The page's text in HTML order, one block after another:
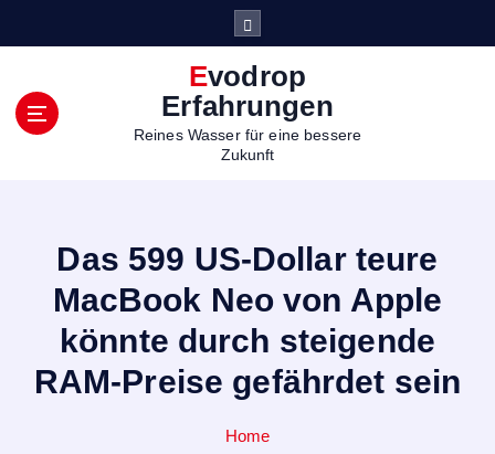
Evodrop
Erfahrungen
Reines Wasser für eine bessere
Zukunft
Das 599 US-Dollar teure
MacBook Neo von Apple
könnte durch steigende
RAM-Preise gefährdet sein
Home